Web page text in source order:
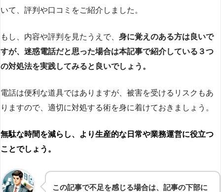
いて、評判や口コミをご紹介しました。
もし、内容や評判を見たうえで、 身に覚えのある方は良いで
すが、迷惑電話だと思った場合は本記事で紹介している３つ
の対処法を実践してみると良いでしょう。
電話は便利な道具ではありますが、被害を受けるリスクもあ
りますので、適切に対処する術を身に着けておきましょう。
無駄な時間を減らし、より生産的な日常や業務運営に役立つ
ことでしょう。
この記事で不足を感じる場合は、記事の下部に